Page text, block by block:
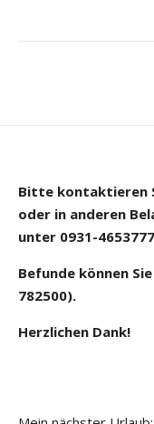
Bitte kontaktieren
oder in anderen
unter 0931-
Befunde können
782500).
Herzlichen Dank!